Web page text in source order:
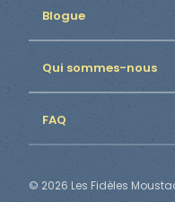
Blogue
Qui sommes-nous
FAQ
© 2026 Les Fidèles